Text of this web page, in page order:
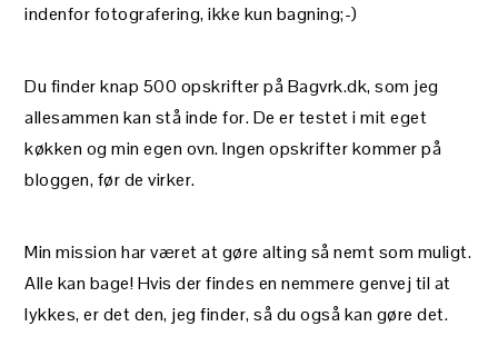
indenfor fotografering, ikke kun bagning;-)
Du finder knap 500 opskrifter på Bagvrk.dk, som jeg
allesammen kan stå inde for. De er testet i mit eget
køkken og min egen ovn. Ingen opskrifter kommer på
bloggen, før de virker.
Min mission har været at gøre alting så nemt som muligt.
Alle kan bage! Hvis der findes en nemmere genvej til at
lykkes, er det den, jeg finder, så du også kan gøre det.